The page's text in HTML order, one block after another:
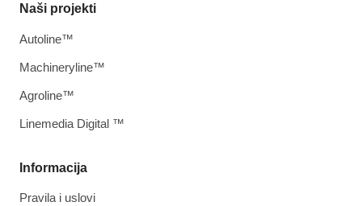
Informacija
Pravila i uslovi
Naši projekti
Autoline™
Machineryline™
Agroline™
Linemedia Digital ™